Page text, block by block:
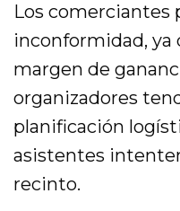
Los comerciantes
inconformidad, ya
margen de
organizadores
planificación
asistentes
recinto.